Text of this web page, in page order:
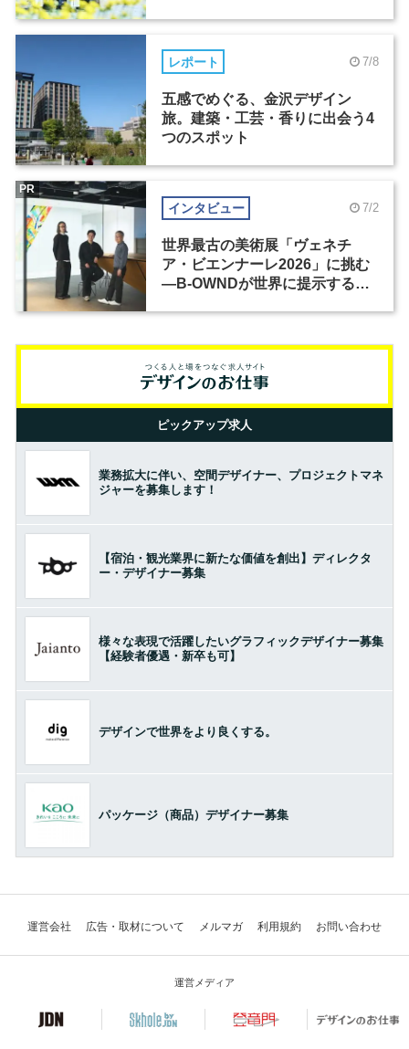
レポート 7/8
五感でめぐる、金沢デザイン
旅。建築・工芸・香りに出会う4
つのスポット
インタビュー 7/2
世界最古の美術展「ヴェネチ
ア・ビエンナーレ2026」に挑む
―B-OWNDが世界に提示する美
PR
ピックアップ求人
業務拡大に伴い、空間デザイナー、プロジェクトマネ
ジャーを募集します！
【宿泊・観光業界に新たな価値を創出】ディレクタ
ー・デザイナー募集
様々な表現で活躍したいグラフィックデザイナー募集
【経験者優遇・新卒も可】
デザインで世界をより良くする。
パッケージ（商品）デザイナー募集
運営会社 広告・取材について メルマガ 利用規約 お問い合わせ
運営メディア